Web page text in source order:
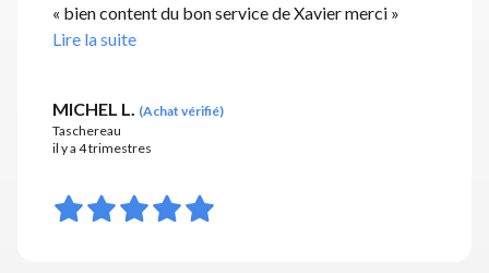
« bien content du bon service de Xavier merci »
Lire la suite
MICHEL L. (Achat vérifié)
Taschereau
il y a 4 trimestres